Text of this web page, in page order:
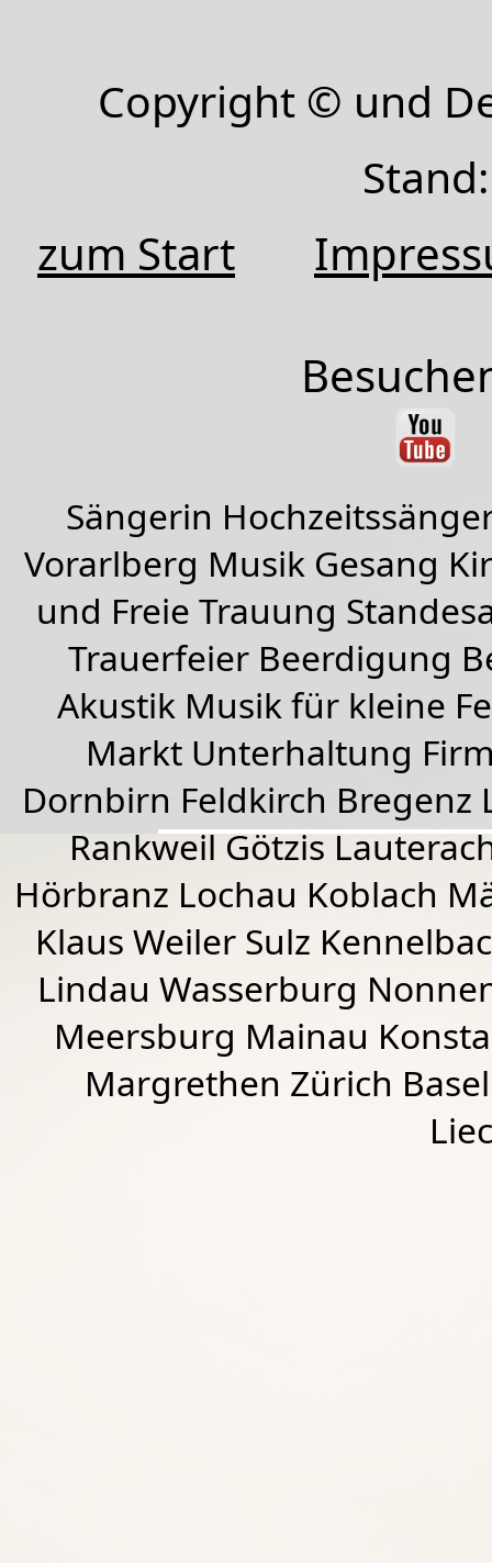
Copyright © und
zum Start
Sängerin
Vorarlberg Musik Gesang
und Freie Trauung
Trauerfeier Beerdigung
Akustik Musik für kleine
Markt Unterhaltung
Dornbirn Feldkirch Bregenz
RankweilGötzis
Hörbranz Lochau Koblach
Klaus Weiler Sulz
Lindau Wasserburg
Meersburg Mainau
Margrethen Zürich